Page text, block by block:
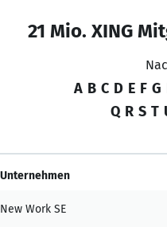
21 Mio. XING
A B C D E F G
Q R S T
Unternehmen
New Work SE